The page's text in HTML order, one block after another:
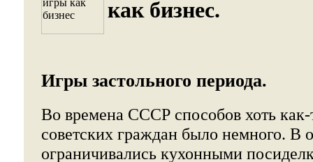
как бизнес.
Игры застольного периода.
Во времена СССР способов хоть как-
советских граждан было немного. В
ограничивались кухонными